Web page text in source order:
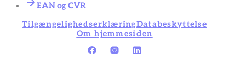
EAN og CVR
TilgængelighedserklæringDatabeskyttelse
Om hjemmesiden